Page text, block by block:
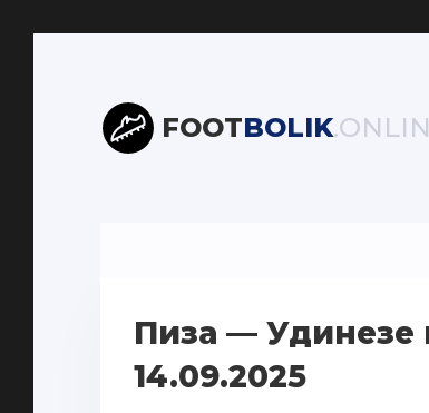
FOOTBOLIK
Пиза — Удинезе
14.09.2025